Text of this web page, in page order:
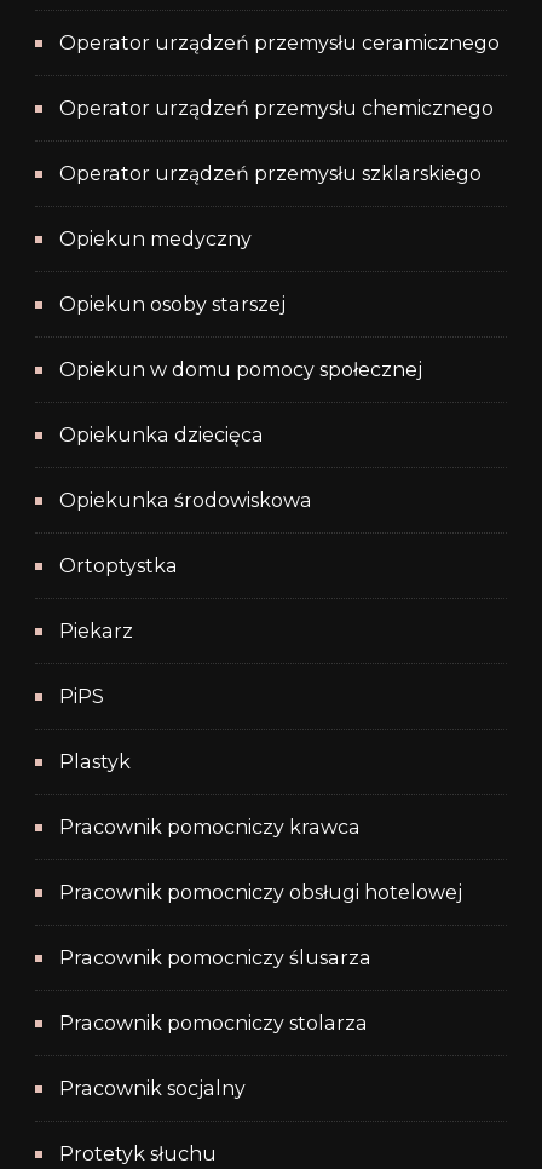
Operator urządzeń przemysłu ceramicznego
Operator urządzeń przemysłu chemicznego
Operator urządzeń przemysłu szklarskiego
Opiekun medyczny
Opiekun osoby starszej
Opiekun w domu pomocy społecznej
Opiekunka dziecięca
Opiekunka środowiskowa
Ortoptystka
Piekarz
PiPS
Plastyk
Pracownik pomocniczy krawca
Pracownik pomocniczy obsługi hotelowej
Pracownik pomocniczy ślusarza
Pracownik pomocniczy stolarza
Pracownik socjalny
Protetyk słuchu